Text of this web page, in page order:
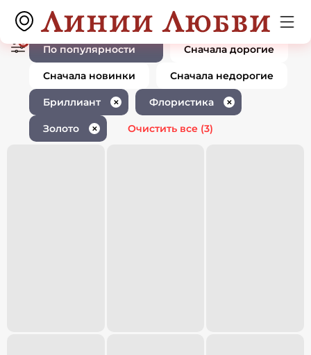
Ювелирные изделия с
бриллиантом флористика золото
0 товаров
3
По популярности Сначала дорогие
Сначала новинки Сначала недорогие
Бриллиант ✕ Флористика ✕
Золото ✕ Очистить все (3)